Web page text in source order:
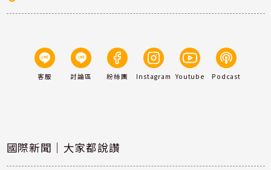
客服 討論區 粉絲團 Instagram Youtube Podcast
國際新聞｜大家都說讚